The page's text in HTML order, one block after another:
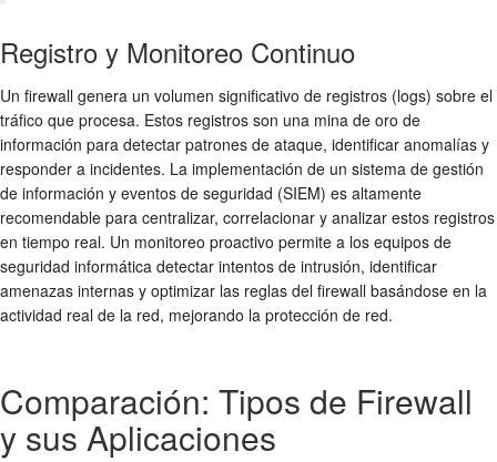
Registro y Monitoreo Continuo
Un firewall genera un volumen significativo de registros (logs) sobre el
tráfico que procesa. Estos registros son una mina de oro de
información para detectar patrones de ataque, identificar anomalías y
responder a incidentes. La implementación de un sistema de gestión
de información y eventos de seguridad (SIEM) es altamente
recomendable para centralizar, correlacionar y analizar estos registros
en tiempo real. Un monitoreo proactivo permite a los equipos de
seguridad informática detectar intentos de intrusión, identificar
amenazas internas y optimizar las reglas del firewall basándose en la
actividad real de la red, mejorando la protección de red.
Comparación: Tipos de Firewall
y sus Aplicaciones